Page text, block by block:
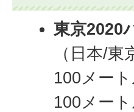
東京2020
（日本/
100メー
100メー